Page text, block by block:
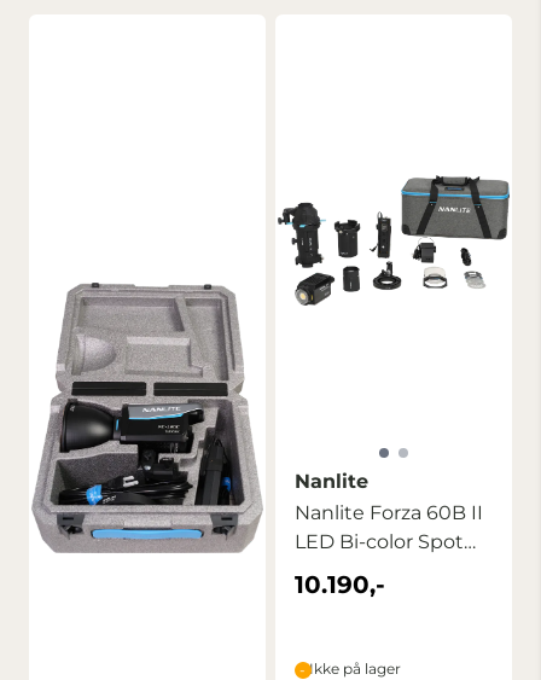
Nanlite
Nanlite Forza 60B II
LED Bi-color Spot
Light with ...
10.190,-
Ikke på lager